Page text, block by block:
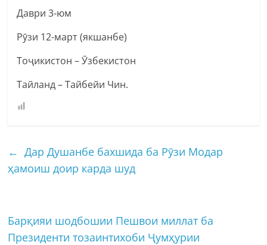
Даври 3-юм
Рӯзи 12-март (якшанбе)
Тоҷикистон – Ӯзбекистон
Тайланд – Тайбейи Чин.
← Дар Душанбе бахшида ба Рӯзи Модар
ҳамоиш доир карда шуд
Барқияи шодбошии Пешвои миллат ба
Президенти тозаинтихоби Ҷумҳурии